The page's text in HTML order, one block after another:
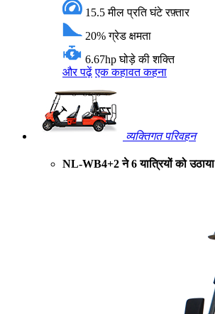
15.5 मील प्रति घंटे रफ़्तार
20% ग्रेड क्षमता
6.67hp घोड़े की शक्ति
और पढ़ें एक कहावत कहना
व्यक्तिगत परिवहन
NL-WB4+2 ने 6 यात्रियों को उठाया